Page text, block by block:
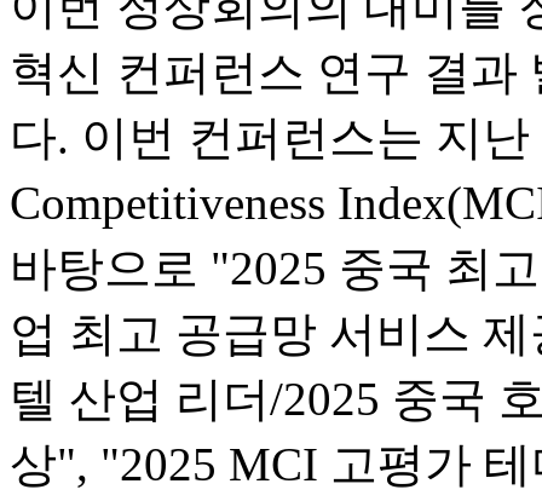
혁신 컨퍼런스 연구 결과
다. 이번 컨퍼런스는 지
Competitiveness
바탕으로 "2025 중국 최
업 최고 공급망 서비스
텔 산업 리더/2025 중국
상", "2025 MCI 고평가